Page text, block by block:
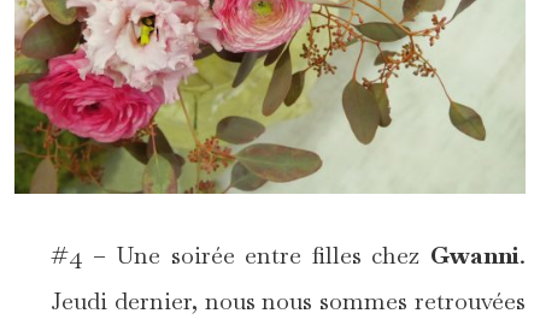
#4 – Une soirée entre filles chez Gwanni.
Jeudi dernier, nous nous sommes retrouvées